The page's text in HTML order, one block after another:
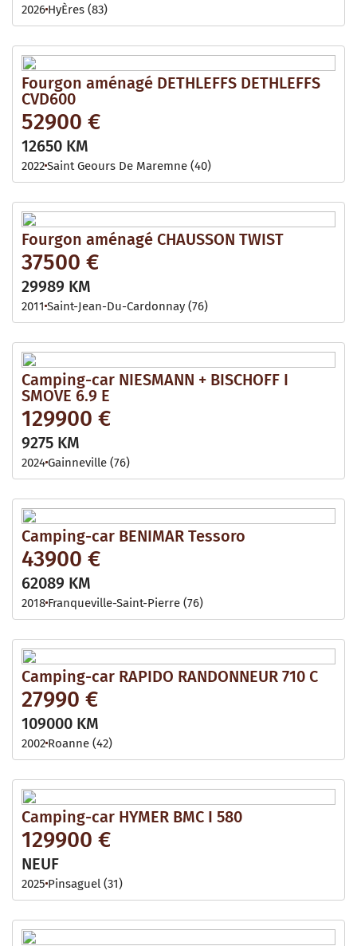
2026 HyÈres (83)
Fourgon aménagé DETHLEFFS DETHLEFFS
CVD600
52900 €
12650 KM
2022Saint Geours De Maremne (40)
Fourgon aménagé CHAUSSON TWIST
37500 €
29989 KM
2011 Saint-Jean-Du-Cardonnay (76)
Camping-car NIESMANN + BISCHOFF I
SMOVE 6.9 E
129900 €
9275 KM
2024Gainneville (76)
Camping-car BENIMAR Tessoro
43900 €
62089 KM
2018 Franqueville-Saint-Pierre (76)
Camping-car RAPIDO RANDONNEUR 710 C
27990 €
109000 KM
2002 Roanne (42)
Camping-car HYMER BMC I 580
129900 €
NEUF
2025 Pinsaguel (31)